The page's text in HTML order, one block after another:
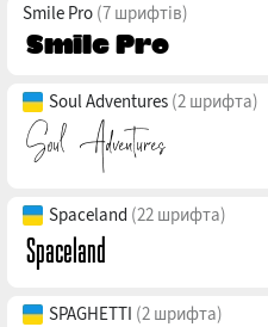
Smile Pro (7 шрифтів)
Soul Adventures (2 шрифта)
Spaceland (22 шрифта)
SPAGHETTI (2 шрифта)